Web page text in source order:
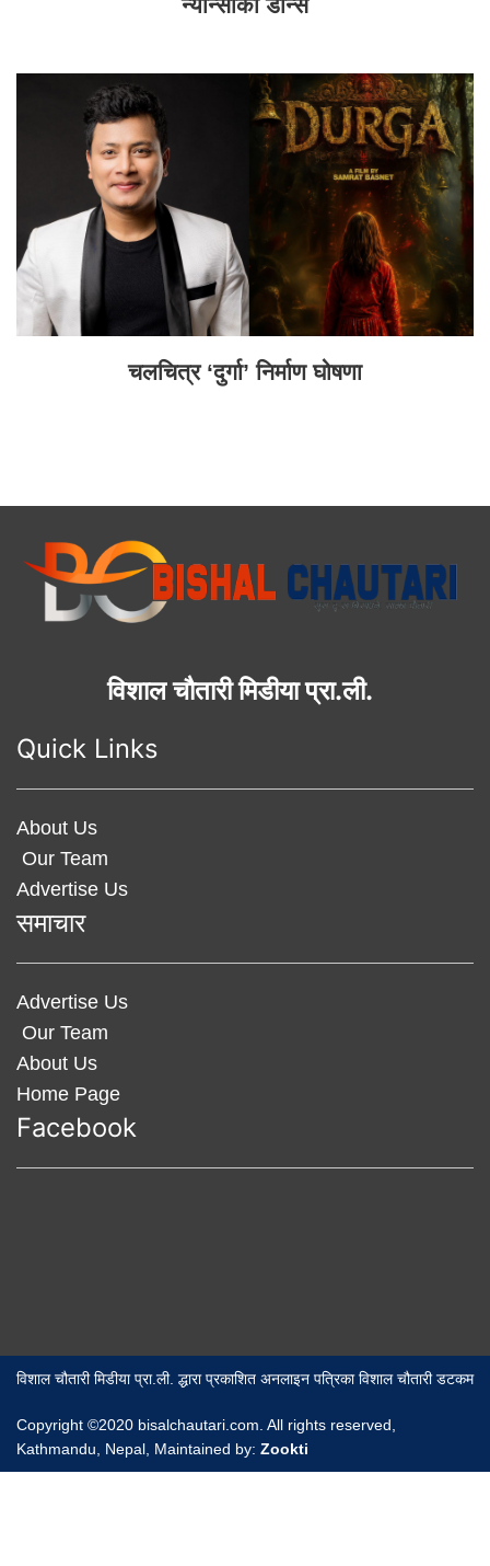
चलचित्र ‘दुर्गा’ निर्माण घोषणा
विशाल चौतारी मिडीया प्रा.ली.
Quick Links
About Us
Our Team
Advertise Us
समाचार
Advertise Us
Our Team
About Us
Home Page
Facebook
विशाल चौतारी मिडीया प्रा.ली. द्धारा प्रकाशित अनलाइन पत्रिका विशाल चौतारी डटकम
Copyright ©2020 bisalchautari.com. All rights reserved,
Kathmandu, Nepal, Maintained by: Zookti